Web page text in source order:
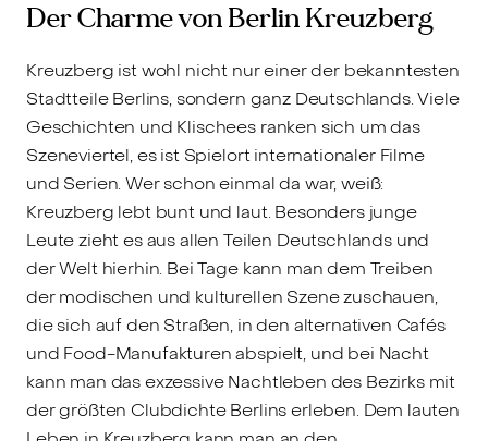
Der Charme von Berlin Kreuzberg
Kreuzberg ist wohl nicht nur einer der bekanntesten
Stadtteile Berlins, sondern ganz Deutschlands. Viele
Geschichten und Klischees ranken sich um das
Szeneviertel, es ist Spielort internationaler Filme
und Serien. Wer schon einmal da war, weiß:
Kreuzberg lebt bunt und laut. Besonders junge
Leute zieht es aus allen Teilen Deutschlands und
der Welt hierhin. Bei Tage kann man dem Treiben
der modischen und kulturellen Szene zuschauen,
die sich auf den Straßen, in den alternativen Cafés
und Food-Manufakturen abspielt, und bei Nacht
kann man das exzessive Nachtleben des Bezirks mit
der größten Clubdichte Berlins erleben. Dem lauten